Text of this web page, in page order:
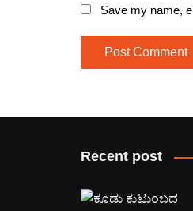
Save my name,
Recent post